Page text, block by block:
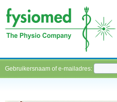
Gebruikersnaam of e-mailadres: